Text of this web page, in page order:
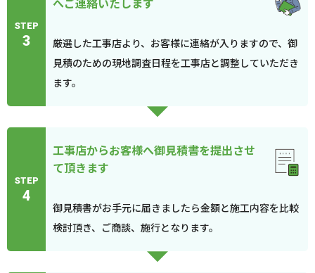
STEP
3
厳選した工事店より、お客様に連絡が入りますので、御
見積のための現地調査日程を工事店と調整していただき
ます。
STEP
4
工事店からお客様へ御見積書を提出させ
て頂きます
御見積書がお手元に届きましたら金額と施工内容を比較
検討頂き、ご商談、施行となります。